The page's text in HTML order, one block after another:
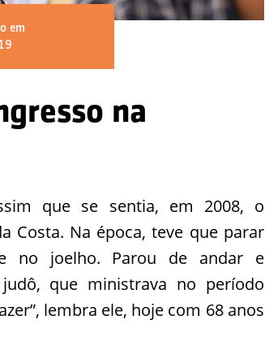
em
na
que se sentia, em 2008, o
Costa. Na época, teve que parar
no joelho. Parou de andar e
que ministrava no período
lembra ele, hoje com 68 anos